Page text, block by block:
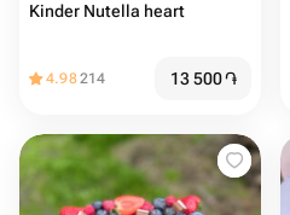
Kinder Nutella heart
4.98214 13 500֏